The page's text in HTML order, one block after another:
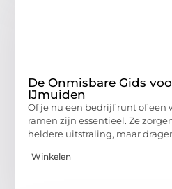
De Onmisbare Gids
IJmuiden
Of je nu een bedrijf runt of een
ramen zijn essentieel. Ze
heldere uitstraling, maar
Winkelen